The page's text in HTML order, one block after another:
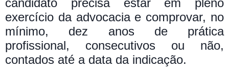
candidato precisa estar em pleno
exercício da advocacia e comprovar, no
mínimo, dez anos de prática
profissional, consecutivos ou não,
contados até a data da indicação.